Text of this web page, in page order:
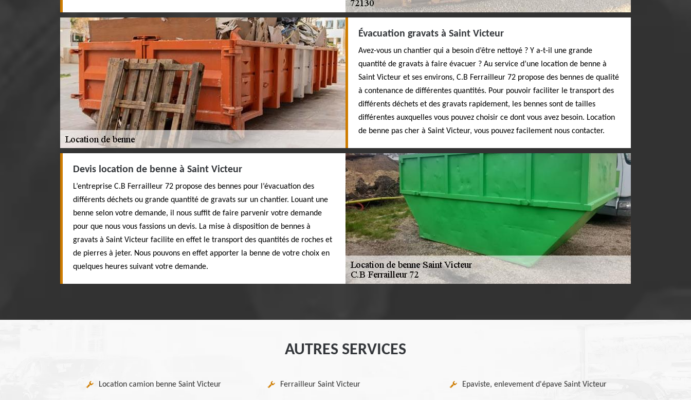
Évacuation gravats à Saint Victeur
Avez-vous un chantier qui a besoin d’être nettoyé ? Y a-t-il une grande
quantité de gravats à faire évacuer ? Au service d’une location de benne à
Saint Victeur et ses environs, C.B Ferrailleur 72 propose des bennes de qualité
à contenance de différentes quantités. Pour pouvoir faciliter le transport des
différents déchets et des gravats rapidement, les bennes sont de tailles
différentes auxquelles vous pouvez choisir ce dont vous avez besoin. Location
de benne pas cher à Saint Victeur, vous pouvez facilement nous contacter.
Devis location de benne à Saint Victeur
L’entreprise C.B Ferrailleur 72 propose des bennes pour l’évacuation des
différents déchets ou grande quantité de gravats sur un chantier. Louant une
benne selon votre demande, il nous suffit de faire parvenir votre demande
pour que nous vous fassions un devis. La mise à disposition de bennes à
gravats à Saint Victeur facilite en effet le transport des quantités de roches et
de pierres à jeter. Nous pouvons en effet apporter la benne de votre choix en
quelques heures suivant votre demande.
AUTRES SERVICES
Location camion benne Saint Victeur Ferrailleur Saint Victeur Epaviste, enlevement d'épave Saint Victeur